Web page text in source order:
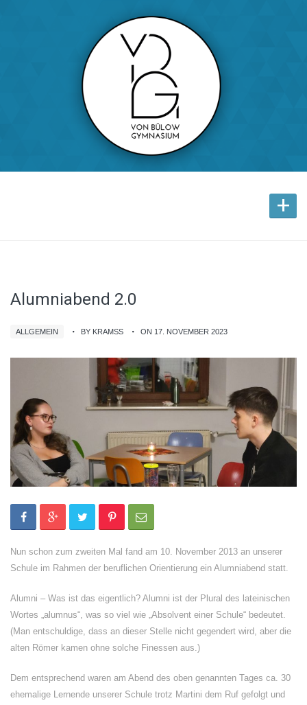
+
Alumniabend 2.0
ALLGEMEIN BY KRAMSS ON 17. NOVEMBER 2023
Nun schon zum zweiten Mal fand am 10. November 2013 an unserer
Schule im Rahmen der beruflichen Orientierung ein Alumniabend statt.
Alumni – Was ist das eigentlich? Alumni ist der Plural des lateinischen
Wortes „alumnus“, was so viel wie „Absolvent einer Schule“ bedeutet.
(Man entschuldige, dass an dieser Stelle nicht gegendert wird, aber die
alten Römer kamen ohne solche Finessen aus.)
Dem entsprechend waren am Abend des oben genannten Tages ca. 30
ehemalige Lernende unserer Schule trotz Martini dem Ruf gefolgt und